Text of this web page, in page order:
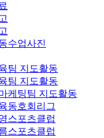
수업사진
팀 지도활동
팀 지도활동
케팅팀 지도활동
동호회리그
스포츠클럽
스포츠클럽